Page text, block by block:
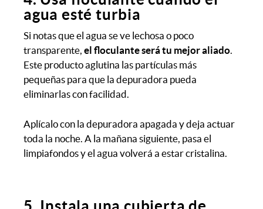
agua esté turbia
Si notas que el agua se ve lechosa o poco
transparente, el floculante será tu mejor aliado.
Este producto aglutina las partículas más
pequeñas para que la depuradora pueda
eliminarlas con facilidad.
Aplícalo con la depuradora apagada y deja actuar
toda la noche. A la mañana siguiente, pasa el
limpiafondos y el agua volverá a estar cristalina.